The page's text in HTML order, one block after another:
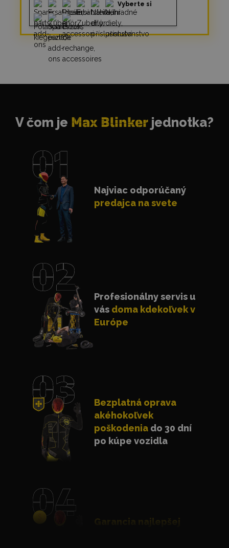
Vyberte si
V čom je Max Blinker jednotka?
Najviac odporúčaný
predajca na svete
Profesionálny servis u
vás doma kdekoľvek v
Európe
Bezplatná oprava
akéhokoľvek
poškodenia do 30 dní
po kúpe vozidla
Garancia najlepšej